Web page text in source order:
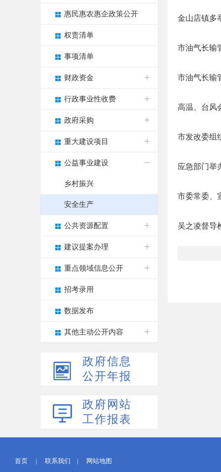
惠民惠农惠企政策公开
权责清单
事项清单
财政资金
行政事业性收费
政府采购
重大建设项目
公益事业建设
乡村振兴
安全生产
公共资源配置
建议提案办理
重点领域信息公开
招考录用
数据发布
其他主动公开内容
政府信息
公开年报
政府网站
工作报表
金山店镇多
市油气长输
市油气长输
高温、台风
市发改委组
应急部门举
市委常委、
吴之凌督导
首页 | 联系我们 | 网站地图